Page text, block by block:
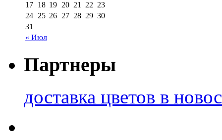
« Июл
17 18 19 20 21 22 23
24 25 26 27 28 29 30
31
Партнеры
доставка цветов в